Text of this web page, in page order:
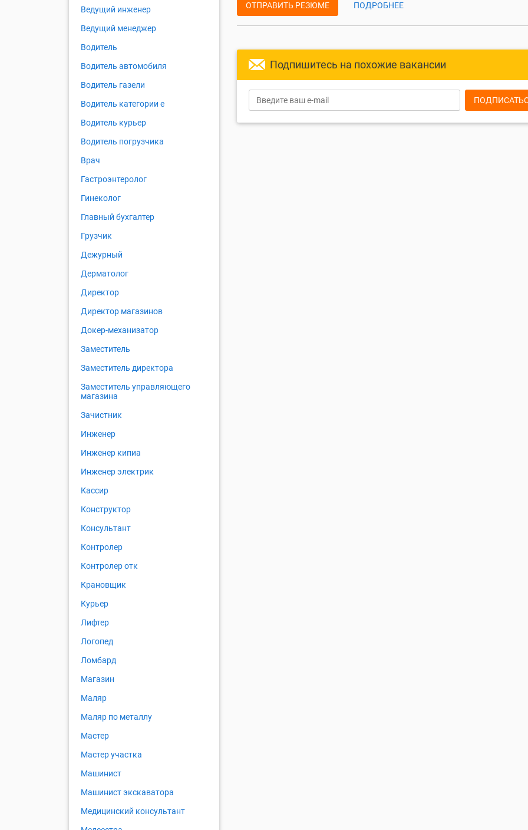
ОТПРАВИТЬ РЕЗЮМЕ ПОДРОБНЕЕ
Подпишитесь на похожие вакансии
Ведущий инженер
Ведущий менеджер
Водитель
Водитель автомобиля
Водитель газели
Водитель категории е
Водитель курьер
Водитель погрузчика
Врач
Гастроэнтеролог
Гинеколог
Главный бухгалтер
Грузчик
Дежурный
Дерматолог
Директор
Директор магазинов
Докер-механизатор
Заместитель
Заместитель директора
Заместитель управляющего
магазина
Зачистник
Инженер
Инженер кипиа
Инженер электрик
Кассир
Конструктор
Консультант
Контролер
Контролер отк
Крановщик
Курьер
Лифтер
Логопед
Ломбард
Магазин
Маляр
Маляр по металлу
Мастер
Мастер участка
Машинист
Машинист экскаватора
Медицинский консультант